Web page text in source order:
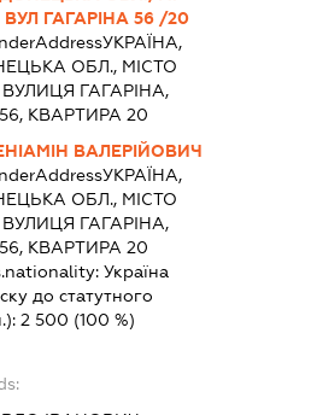
ВУЛ ГАГАРІНА 56 /20
УКРАЇНА,
ОБЛ., МІСТО
ВУЛИЦЯ ГАГАРІНА,
КВАРТИРА 20
ВАЛЕРІЙОВИЧ
УКРАЇНА,
ОБЛ., МІСТО
ВУЛИЦЯ ГАГАРІНА,
КВАРТИРА 20
Україна
до статутного
2 500 (100 %)